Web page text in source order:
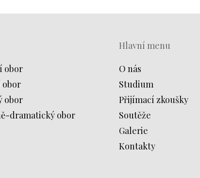
obor
obor
obor
dramatický obor
Hlavní menu
O nás
Studium
Přijímací zkoušky
Soutěže
Galerie
Kontakty